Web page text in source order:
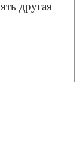
другая